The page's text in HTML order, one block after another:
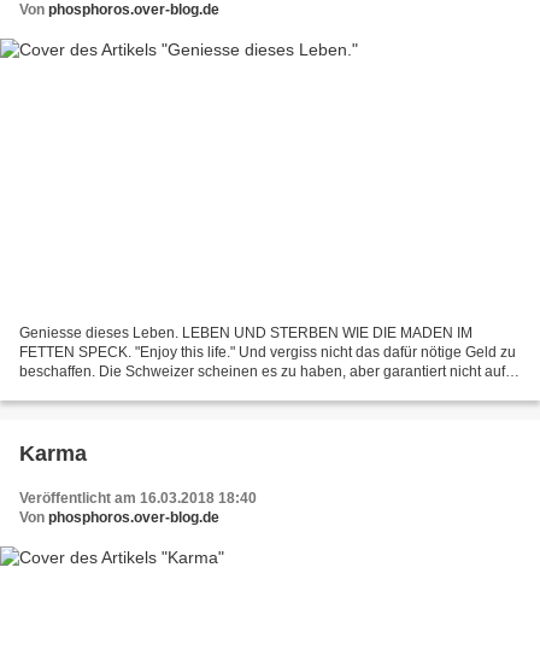
Von phosphoros.over-blog.de
Geniesse dieses Leben. LEBEN UND STERBEN WIE DIE MADEN IM
FETTEN SPECK. "Enjoy this life." Und vergiss nicht das dafür nötige Geld zu
beschaffen. Die Schweizer scheinen es zu haben, aber garantiert nicht auf
Karma
Veröffentlicht am 16.03.2018 18:40
Von phosphoros.over-blog.de